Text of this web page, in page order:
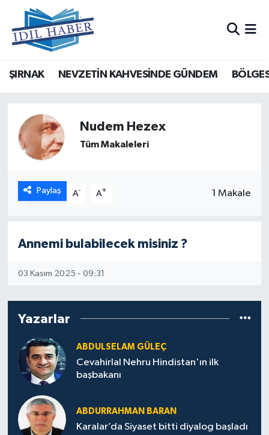
ŞIRNAK NEVZETİN KAHVESİNDE GÜNDEM
Nudem Hezex
Tüm Makaleleri
Paylaş A- A+ 1 Makale
Annemi bulabilecek misiniz ?
03 Kasım 2025 - 09:31
Yazarlar
ABDULSELAM GÜLEÇ
Cevahirlal Nehru Hindistan'ın ilk
başbakanı
ABDURRAHMAN BARAN
Karalar’da Siyaset bitti diyalog başladı
Nöbetçi Eczaneler
Hava Durumu
Süper Lig Puan Durumu ve Fikstür
Son Dakika Haberleri